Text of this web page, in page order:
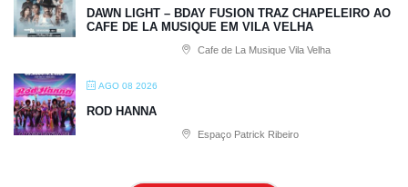
DAWN LIGHT – BDAY FUSION TRAZ CHAPELEIRO AO
CAFE DE LA MUSIQUE EM VILA VELHA
Cafe de La Musique Vila Velha
AGO 08 2026
ROD HANNA
Espaço Patrick Ribeiro